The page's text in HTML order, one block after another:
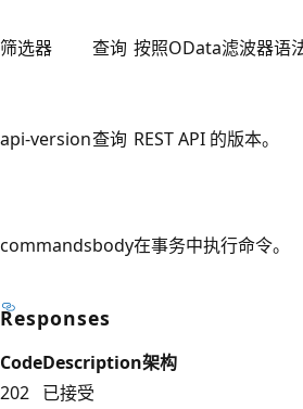
筛选器 查询 按照OData滤波器语
api-version查询 REST API 的版本。
commandsbody在事务中执行命令。
Responses
CodeDescription架构
202 已接受